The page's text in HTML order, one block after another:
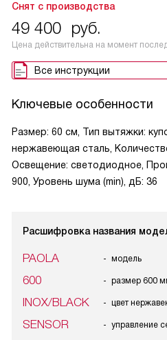
Снят с производства
49 400 руб.
Цена действительна на момент
Все инструкции
Ключевые особенности
Размер: 60 см, Тип вытяжки:
нержавеющая сталь,
Освещение: светодиодное,
900, Уровень шума (min), дБ: 36
Расшифровка названия
PAOLA модель
600 размер 600
INOX/BLACK цвет
SENSOR управление